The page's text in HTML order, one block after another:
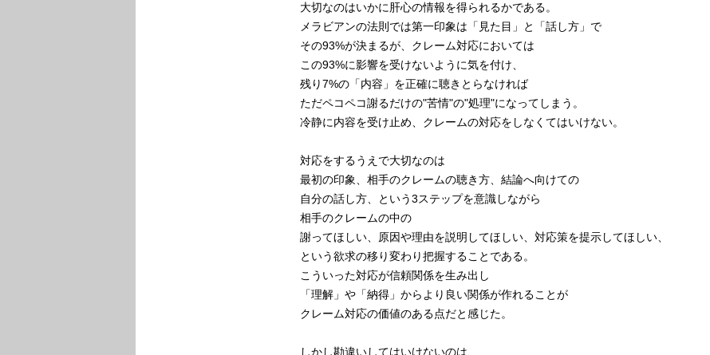
大切なのはいかに肝心の情報を得られるかである。
メラビアンの法則では第一印象は「見た目」と「話し方」で
その93%が決まるが、クレーム対応においては
この93%に影響を受けないように気を付け、
残り7%の「内容」を正確に聴きとらなければ
ただペコペコ謝るだけの"苦情"の"処理"になってしまう。
冷静に内容を受け止め、クレームの対応をしなくてはいけない。
対応をするうえで大切なのは
最初の印象、相手のクレームの聴き方、結論へ向けての
自分の話し方、という3ステップを意識しながら
相手のクレームの中の
謝ってほしい、原因や理由を説明してほしい、対応策を提示してほしい、
という欲求の移り変わり把握することである。
こういった対応が信頼関係を生み出し
「理解」や「納得」からより良い関係が作れることが
クレーム対応の価値のある点だと感じた。
しかし勘違いしてはいけないのは